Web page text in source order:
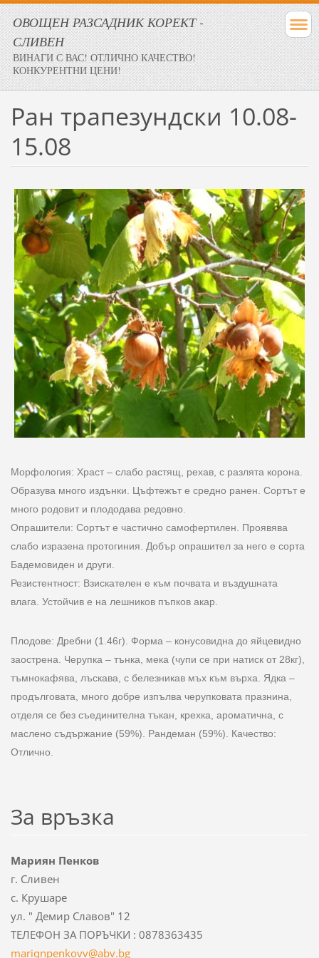
ОВОЩЕН РАЗСАДНИК КОРЕКТ -
СЛИВЕН
ВИНАГИ С ВАС! ОТЛИЧНО КАЧЕСТВО!
КОНКУРЕНТНИ ЦЕНИ!
Ран трапезундски 10.08-
15.08
Морфология: Храст – слабо растящ, рехав, с разлята корона.
Образува много издънки. Цъфтежът е средно ранен. Сортът е
много родовит и плододава редовно.
Опрашители: Сортът е частично самофертилен. Проявява
слабо изразена протогиния. Добър опрашител за него е сорта
Бадемовиден и други.
Резистентност: Взискателен е към почвата и въздушната
влага. Устойчив е на лешников пъпков акар.
Плодове: Дребни (1.46г). Форма – конусовидна до яйцевидно
заострена. Черупка – тънка, мека (чупи се при натиск от 28кг),
тъмнокафява, лъскава, с белезникав мъх към върха. Ядка –
продълговата, много добре изпълва черупковата празнина,
отделя се без съединителна тъкан, крехка, ароматична, с
маслено съдържание (59%). Рандеман (59%). Качество:
Отлично.
За връзка
Мариян Пенков
г. Сливен
с. Крушаре
ул. " Демир Славов" 12
ТЕЛЕФОН ЗА ПОРЪЧКИ : 0878363435
mariqnpenkovv@abv.bg